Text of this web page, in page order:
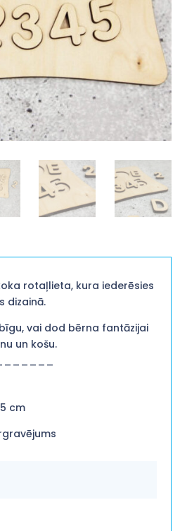
rotaļlieta, kura iederēsies
dizainā.
vai dod bērna fantāzijai
un košu.
cm